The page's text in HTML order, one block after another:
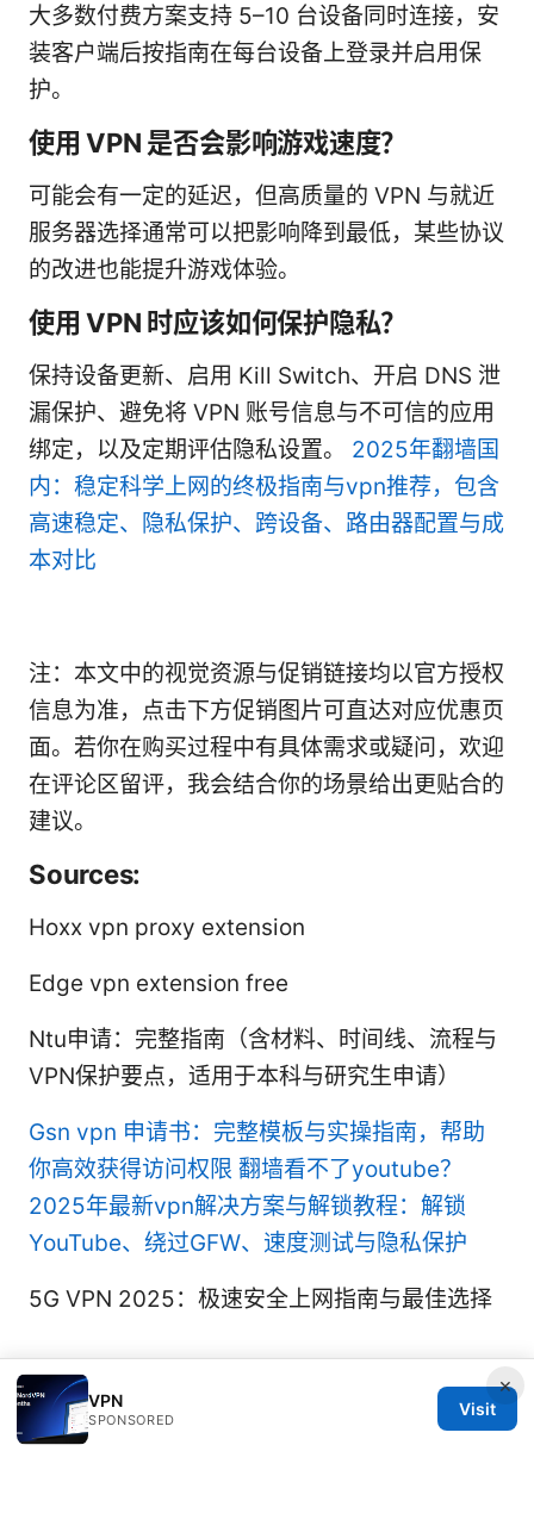
大多数付费方案支持 5–10 台设备同时连接，安
装客户端后按指南在每台设备上登录并启用保
护。
使用 VPN 是否会影响游戏速度？
可能会有一定的延迟，但高质量的 VPN 与就近
服务器选择通常可以把影响降到最低，某些协议
的改进也能提升游戏体验。
使用 VPN 时应该如何保护隐私？
保持设备更新、启用 Kill Switch、开启 DNS 泄
漏保护、避免将 VPN 账号信息与不可信的应用
绑定，以及定期评估隐私设置。 2025年翻墙国
内：稳定科学上网的终极指南与vpn推荐，包含
高速稳定、隐私保护、跨设备、路由器配置与成
本对比
注：本文中的视觉资源与促销链接均以官方授权
信息为准，点击下方促销图片可直达对应优惠页
面。若你在购买过程中有具体需求或疑问，欢迎
在评论区留评，我会结合你的场景给出更贴合的
建议。
Sources:
Hoxx vpn proxy extension
Edge vpn extension free
Ntu申请：完整指南（含材料、时间线、流程与
VPN保护要点，适用于本科与研究生申请）
Gsn vpn 申请书：完整模板与实操指南，帮助
你高效获得访问权限 翻墙看不了youtube？
2025年最新vpn解决方案与解锁教程：解锁
YouTube、绕过GFW、速度测试与隐私保护
5G VPN 2025：极速安全上网指南与最佳选择
×
VPN
SPONSORED
Visit